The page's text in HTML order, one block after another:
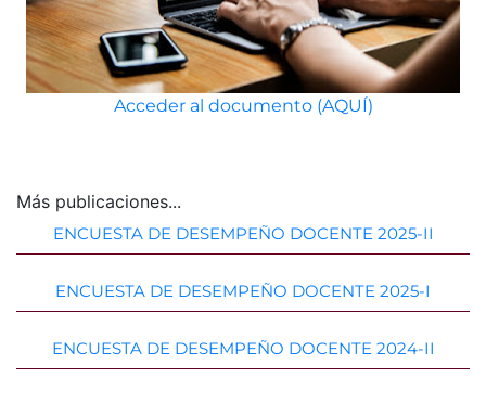
Acceder al documento (AQUÍ)
Más publicaciones...
ENCUESTA DE DESEMPEÑO DOCENTE 2025-II
ENCUESTA DE DESEMPEÑO DOCENTE 2025-I
ENCUESTA DE DESEMPEÑO DOCENTE 2024-II